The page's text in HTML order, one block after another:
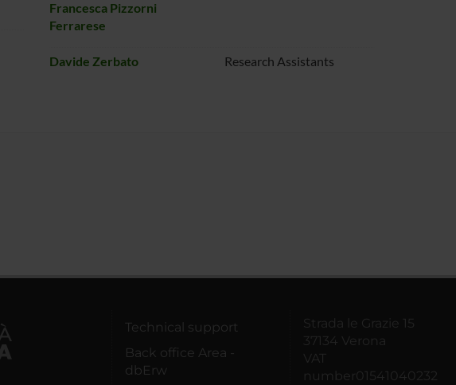
Francesca Pizzorni
Ferrarese
Davide Zerbato Research Assistants
Technical support
Back office Area -
dbErw
Strada le Grazie 15
37134 Verona
VAT
number01541040232